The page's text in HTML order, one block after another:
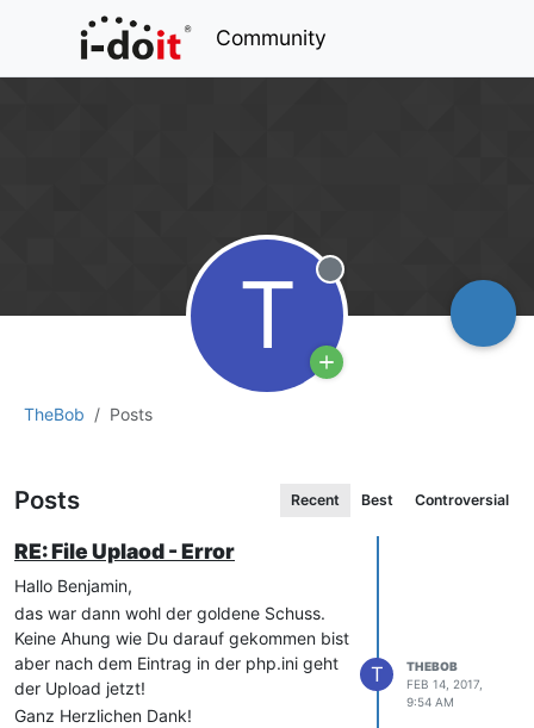
Community
TheBob Posts
T Offline
Posts Recent Best Controversial
RE: File Uplaod - Error
Hallo Benjamin,
das war dann wohl der goldene Schuss.
Keine Ahung wie Du darauf gekommen bist
aber nach dem Eintrag in der php.ini geht
der Upload jetzt!
Ganz Herzlichen Dank!
T
THEBOB
FEB 14, 2017,
9:54 AM